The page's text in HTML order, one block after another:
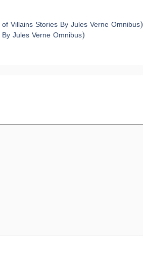
Villains Stories By Jules Verne Omnibus)
By Jules Verne Omnibus)